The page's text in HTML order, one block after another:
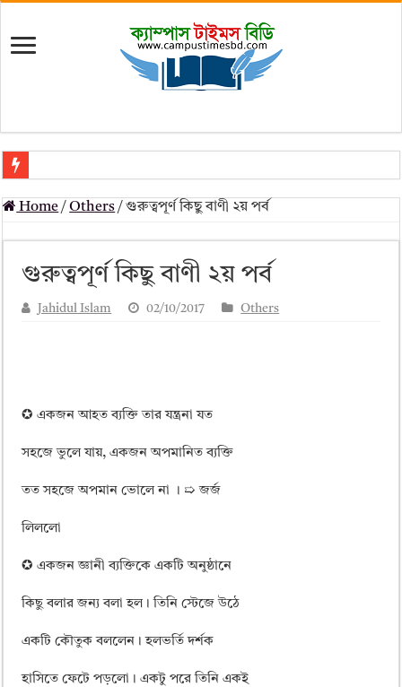
মৎস্য অধিদপ্তর (dof) নিয়োগ বিজ্ঞপ্তি ২০২৬
Primary Assistant Teacher Result 2026 | dpe.gov.bd result
primary viva result 2026 pdf download – dpe viva result
www dpe gov bd result 2026 pdf
ময়মনসিংহ বোর্ড এইচএসসি রেজাল্ট ২০২৫ – HSC Result 2025 Mymensingh
Home / Others / গুরুত্বপূর্ণ কিছু বাণী ২য় পর্ব
গুরুত্বপূর্ণ কিছু বাণী ২য় পর্ব
Jahidul Islam 02/10/2017 Others
✪ একজন আহত ব্যক্তি তার যন্ত্রনা যত
সহজে ভুলে যায়, একজন অপমানিত ব্যক্তি
তত সহজে অপমান ভোলে না । ➯ জর্জ
লিললো
✪ একজন জ্ঞানী ব্যক্তিকে একটি অনুষ্ঠানে
কিছু বলার জন্য বলা হল। তিনি স্টেজে উঠে
একটি কৌতুক বললেন। হলভর্তি দর্শক
হাসিতে ফেটে পড়লো। একটু পরে তিনি একই